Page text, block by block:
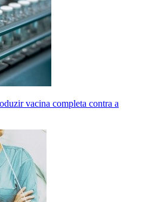
vacina completa contra a